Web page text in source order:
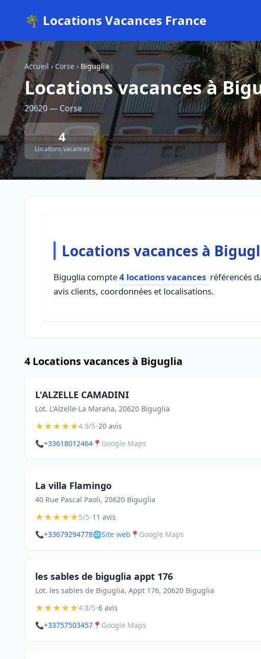
🌴 Locations Vacances France
Accueil › Corse › Biguglia
Locations vacances à
20620 — Corse
4
Locations vacances
Locations vacances à
Biguglia compte4 locations vacances référencés
avis clients, coordonnées et localisations.
4 Locations vacances à Biguglia
L'ALZELLE CAMADINI
Lot. L'Alzelle-La Marana, 20620 Biguglia
★★★★★4.9/5•20 avis
📞+33618012464 📍 Google Maps
La villa Flamingo
40 Rue Pascal Paoli, 20620 Biguglia
★★★★★5/5•11 avis
📞+33679294778🌐Site web 📍 Google Maps
les sables de biguglia appt 176
Lot. les sables de Biguglia, Appt 176, 20620 Biguglia
★★★★★4.8/5•6 avis
📞+33757503457 📍 Google Maps